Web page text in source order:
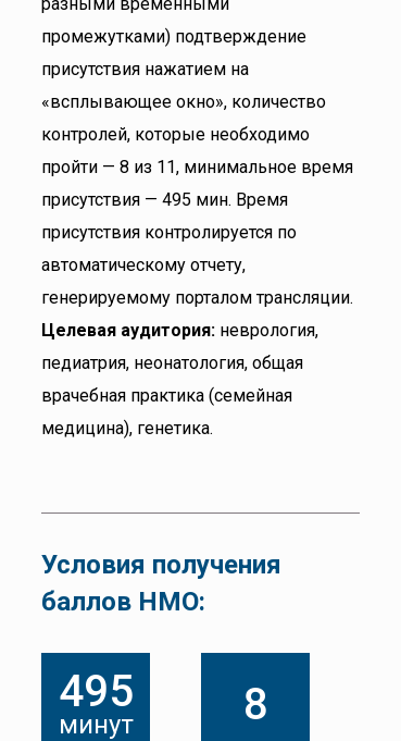
промежутками) подтверждение
присутствия нажатием на
«всплывающее окно», количество
контролей, которые необходимо
пройти — 8 из 11, минимальное время
присутствия — 495 мин. Время
присутствия контролируется по
автоматическому отчету,
генерируемому порталом трансляции.
Целевая аудитория: неврология,
педиатрия, неонатология, общая
врачебная практика (семейная
медицина), генетика.
Условия получения
баллов НМО:
495
минут 8